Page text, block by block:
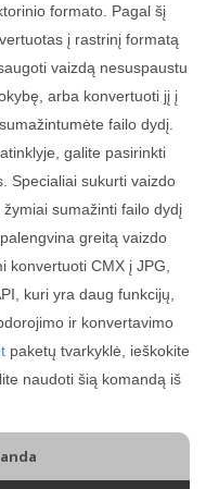
formato. Pagal šį
į rastrinį formatą
vaizdą nesuspaustu
arba konvertuoti jį į
failo dydį.
galite pasirinkti
Specialiai sukurti vaizdo
sumažinti failo dydį
greitą vaizdo
konvertuoti CMX į JPG,
kuri yra daug funkcijų,
ir konvertavimo
paketų tvarkyklė, ieškokite
naudoti šią komandą iš